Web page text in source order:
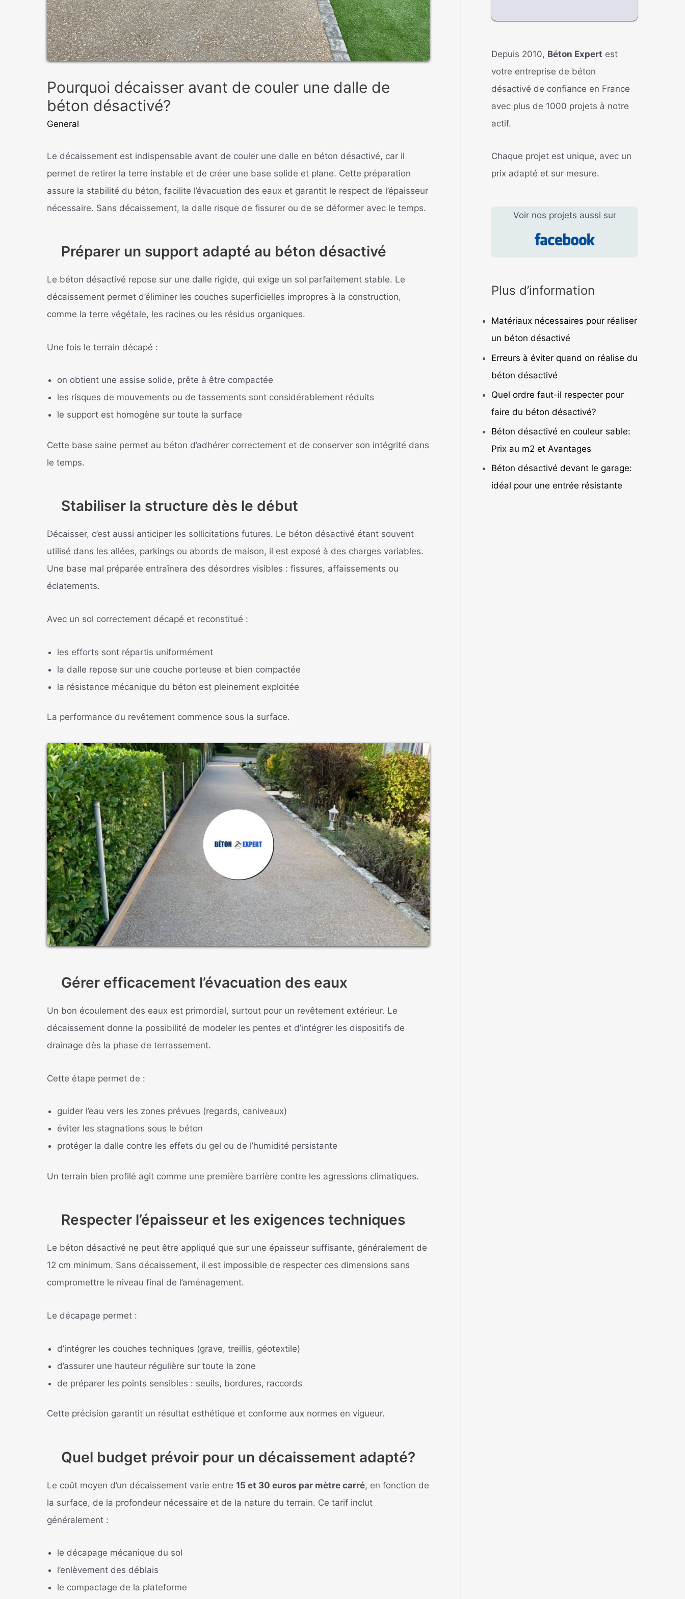
Pourquoi décaisser avant de couler une dalle de
béton désactivé?
General
Le décaissement est indispensable avant de couler une dalle en béton désactivé, car il
permet de retirer la terre instable et de créer une base solide et plane. Cette préparation
assure la stabilité du béton, facilite l’évacuation des eaux et garantit le respect de l’épaisseur
nécessaire. Sans décaissement, la dalle risque de fissurer ou de se déformer avec le temps.
Préparer un support adapté au béton désactivé
Le béton désactivé repose sur une dalle rigide, qui exige un sol parfaitement stable. Le
décaissement permet d’éliminer les couches superficielles impropres à la construction,
comme la terre végétale, les racines ou les résidus organiques.
Une fois le terrain décapé :
on obtient une assise solide, prête à être compactée
les risques de mouvements ou de tassements sont considérablement réduits
le support est homogène sur toute la surface
Cette base saine permet au béton d’adhérer correctement et de conserver son intégrité dans
le temps.
Stabiliser la structure dès le début
Décaisser, c’est aussi anticiper les sollicitations futures. Le béton désactivé étant souvent
utilisé dans les allées, parkings ou abords de maison, il est exposé à des charges variables.
Une base mal préparée entraînera des désordres visibles : fissures, affaissements ou
éclatements.
Avec un sol correctement décapé et reconstitué :
les efforts sont répartis uniformément
la dalle repose sur une couche porteuse et bien compactée
la résistance mécanique du béton est pleinement exploitée
La performance du revêtement commence sous la surface.
Gérer efficacement l’évacuation des eaux
Un bon écoulement des eaux est primordial, surtout pour un revêtement extérieur. Le
décaissement donne la possibilité de modeler les pentes et d’intégrer les dispositifs de
drainage dès la phase de terrassement.
Cette étape permet de :
guider l’eau vers les zones prévues (regards, caniveaux)
éviter les stagnations sous le béton
protéger la dalle contre les effets du gel ou de l’humidité persistante
Un terrain bien profilé agit comme une première barrière contre les agressions climatiques.
Respecter l’épaisseur et les exigences techniques
Le béton désactivé ne peut être appliqué que sur une épaisseur suffisante, généralement de
12 cm minimum. Sans décaissement, il est impossible de respecter ces dimensions sans
compromettre le niveau final de l’aménagement.
Le décapage permet :
d’intégrer les couches techniques (grave, treillis, géotextile)
d’assurer une hauteur régulière sur toute la zone
de préparer les points sensibles : seuils, bordures, raccords
Cette précision garantit un résultat esthétique et conforme aux normes en vigueur.
Quel budget prévoir pour un décaissement adapté?
Le coût moyen d’un décaissement varie entre 15 et 30 euros par mètre carré, en fonction de
la surface, de la profondeur nécessaire et de la nature du terrain. Ce tarif inclut
généralement :
le décapage mécanique du sol
l’enlèvement des déblais
le compactage de la plateforme
Depuis 2010, Béton Expert est
votre entreprise de béton
désactivé de confiance en France
avec plus de 1000 projets à notre
actif.
Chaque projet est unique, avec un
prix adapté et sur mesure.
Voir nos projets aussi sur
Plus d’information
Matériaux nécessaires pour réaliser
un béton désactivé
Erreurs à éviter quand on réalise du
béton désactivé
Quel ordre faut-il respecter pour
faire du béton désactivé?
Béton désactivé en couleur sable:
Prix au m2 et Avantages
Béton désactivé devant le garage:
idéal pour une entrée résistante